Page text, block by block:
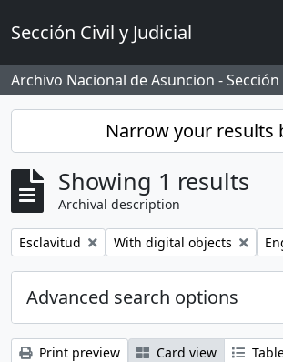
Sección Civil y Judicial
Archivo Nacional de Asuncion - Sección
Narrow your results
Showing 1 results
Archival description
Remove filter:
Esclavitud Remove filter:
With digital objects
Advanced search options
Print preview Card view